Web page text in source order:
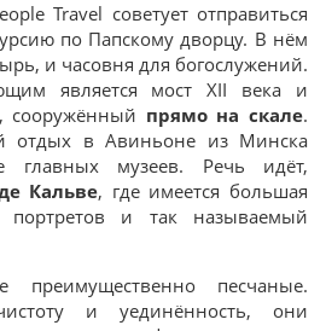
Travel советует отправиться
по Папскому дворцу. В нём
и часовня для богослужений.
является мост XII века и
сооружённый прямо на скале.
отдых в Авиньоне из Минска
главных музеев. Речь идёт,
Кальве, где имеется большая
портретов и так называемый
песчаные.
и уединённость, они